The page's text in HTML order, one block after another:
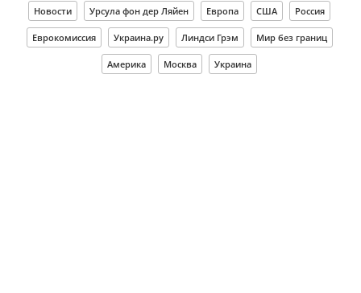
Новости Урсула фон дер Ляйен Европа США Россия
Еврокомиссия Украина.ру Линдси Грэм Мир без границ
Америка Москва Украина